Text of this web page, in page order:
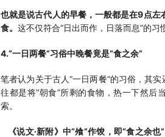
也就是说古代人的早餐，一般都是在9点
食。 这不仅符合“日出而作，日落而息”的
4.“一日两餐”习俗中晚餐竟是“食之余”
笔者认为关于古人“一日两餐”的习俗，其
往都是将“朝食”所剩的食物，热一下然后
索。
《说文·新附》中“飧”作馂，即“食之余也